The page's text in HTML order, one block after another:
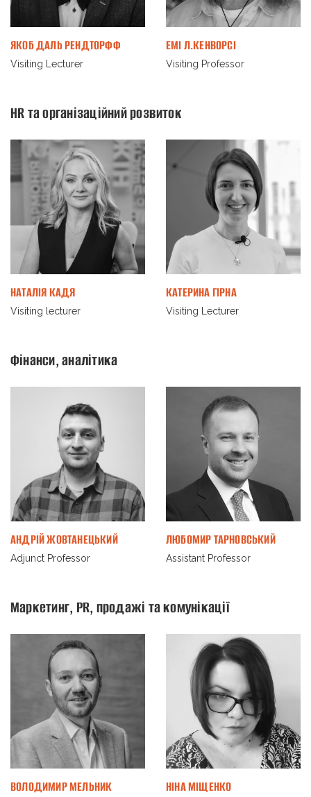
ЯКОБ ДАЛЬ РЕНДТОРФФ
Visiting Lecturer
ЕМІ Л.КЕНВОРСІ
Visiting Professor
HR та організаційний розвиток
НАТАЛІЯ КАДЯ
Visiting lecturer
КАТЕРИНА ГІРНА
Visiting Lecturer
Фінанси, аналітика
АНДРІЙ ЖОВТАНЕЦЬКИЙ
Adjunct Professor
ЛЮБОМИР ТАРНОВСЬКИЙ
Assistant Professor
Маркетинг, PR, продажі та комунікації
ВОЛОДИМИР МЕЛЬНИК НІНА МІЩЕНКО